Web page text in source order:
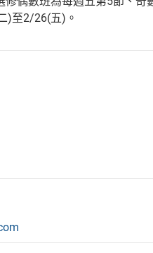
)至2/26(五)。